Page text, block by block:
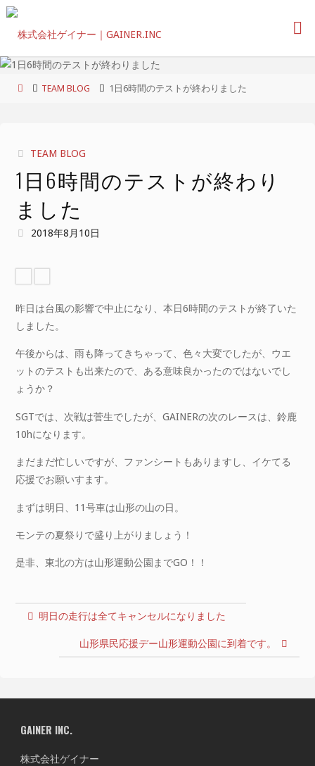
コ
ン
ホ
TEAM BLOG 1日6時間のテストが終わりました
TEAM BLOG
1日6時間のテストが終わり
ました
2018年8月10日
昨日は台風の影響で中止になり、本日6時間のテストが終了いた
しました。
午後からは、雨も降ってきちゃって、色々大変でしたが、ウエ
ットのテストも出来たので、ある意味良かったのではないでし
ょうか？
SGTでは、次戦は菅生でしたが、GAINERの次のレースは、鈴鹿
10hになります。
まだまだ忙しいですが、ファンシートもありますし、イケてる
応援でお願いすます。
まずは明日、11号車は山形の山の日。
モンテの夏祭りで盛り上がりましょう！
是非、東北の方は山形運動公園までGO！！
明日の走行は全てキャンセルになりました
山形県民応援デー山形運動公園に到着です。
GAINER INC.
株式会社ゲイナー